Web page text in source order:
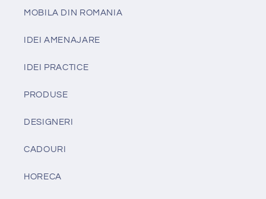
MOBILA DIN ROMANIA
IDEI AMENAJARE
IDEI PRACTICE
PRODUSE
DESIGNERI
CADOURI
HORECA